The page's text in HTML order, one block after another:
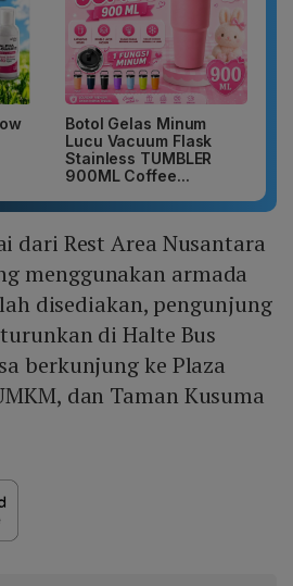
Botol Gelas Minum
Lucu Vacuum Flask
Stainless TUMBLER
900ML Coffee...
dari Rest Area Nusantara
menggunakan armada
disediakan, pengunjung
di Halte Bus
berkunjung ke Plaza
dan Taman Kusuma